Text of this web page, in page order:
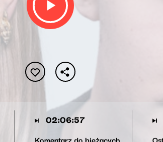
02:06:57
Komentarz do bieżących